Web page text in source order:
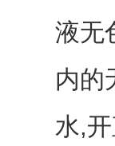
液无
内的
水,